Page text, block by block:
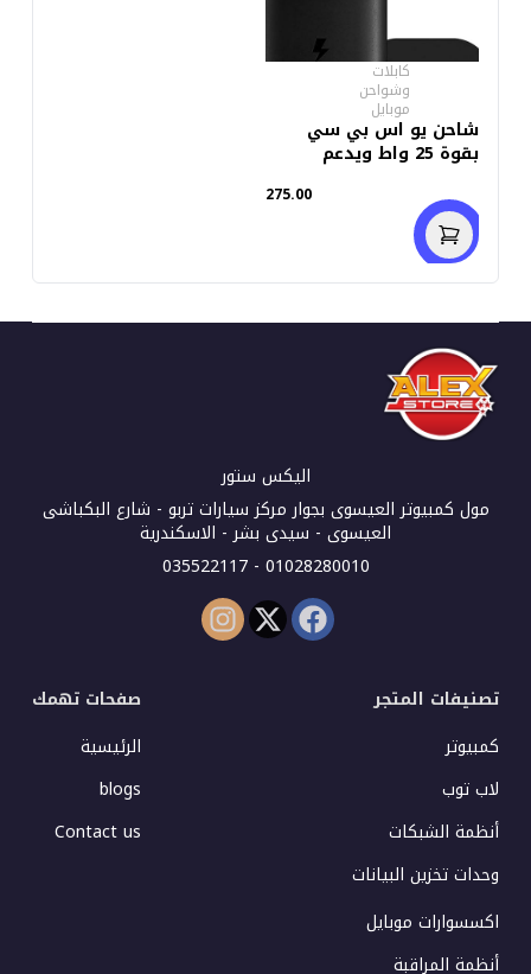
كابلات
وشواحن
موبايل
شاحن يو اس بي سي
بقوة 25 واط ويدعم
275.00
اليكس ستور
مول كمبيوتر العيسوى بجوار مركز سيارات تربو - شارع البكباشى
العيسوى - سيدى بشر - الاسكندرية
01028280010 - 035522117
تصنيفات المتجر
كمبيوتر
لاب توب
أنظمة الشبكات
وحدات تخزين البيانات
اكسسوارات موبايل
أنظمة المراقبة
صفحات تهمك
الرئيسية
blogs
Contact us